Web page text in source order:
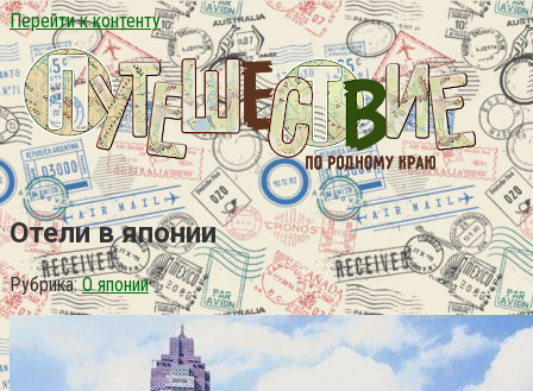
Перейти к контенту
Отели в японии
Рубрика: О японии